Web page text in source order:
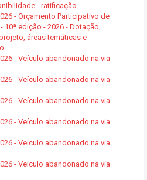
- ratificação
- Orçamento Participativo de
10ª edição - 2026 - Dotação,
áreas temáticas e
- Veículo abandonado na via
- Veículo abandonado na via
- Veículo abandonado na via
- Veículo abandonado na via
- Veiculo abandonado na via
- Veiculo abandonado na via